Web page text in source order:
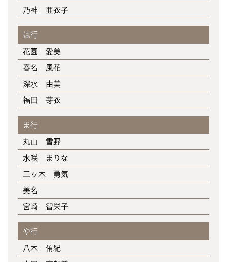
乃神 亜衣子
は行
花園 愛美
春名 風花
深水 由美
福田 芽衣
ま行
丸山 雪野
水咲 まりな
三ッ木 勇気
美名
宮崎 智栄子
や行
八木 侑紀